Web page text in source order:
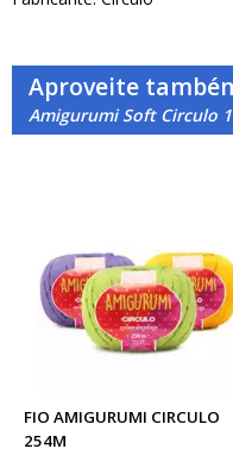
Aproveite
Amigurumi Soft Circulo
FIO AMIGURUMI CIRCULO
254M